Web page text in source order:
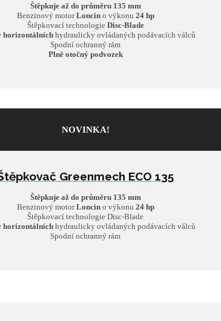
Štěpkuje až do průměru 135 mm
Benzinový motorLoncino výkonu 24 hp
Štěpkovací technologie Disc-Blade
horizontálních hydraulicky ovládaných podávacích válců
Spodní ochranný rám
Plně otočný podvozek
NOVINKA!
Greenmech ECO 135
Štěpkuje až do průměru 135 mm
Benzinový motorLoncino výkonu 24 hp
Štěpkovací technologie Disc-Blade
horizontálních hydraulicky ovládaných podávacích válců
Spodní ochranný rám